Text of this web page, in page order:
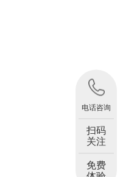
电话咨询
扫码
关注
免费